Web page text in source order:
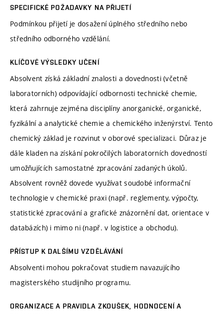
SPECIFICKÉ POŽADAVKY NA PŘIJETÍ
Podmínkou přijetí je dosažení úplného středního nebo
středního odborného vzdělání.
KLÍČOVÉ VÝSLEDKY UČENÍ
Absolvent získá základní znalosti a dovednosti (včetně
laboratorních) odpovídající odbornosti technické chemie,
která zahrnuje zejména disciplíny anorganické, organické,
fyzikální a analytické chemie a chemického inženýrství. Tento
chemický základ je rozvinut v oborové specializaci. Důraz je
dále kladen na získání pokročilých laboratorních dovedností
umožňujících samostatné zpracování zadaných úkolů.
Absolvent rovněž dovede využívat soudobé informační
technologie v chemické praxi (např. reglementy, výpočty,
statistické zpracování a grafické znázornění dat, orientace v
databázích) i mimo ni (např. v logistice a obchodu).
PŘÍSTUP K DALŠÍMU VZDĚLÁVÁNÍ
Absolventi mohou pokračovat studiem navazujícího
magisterského studijního programu.
ORGANIZACE A PRAVIDLA ZKOUŠEK, HODNOCENÍ A